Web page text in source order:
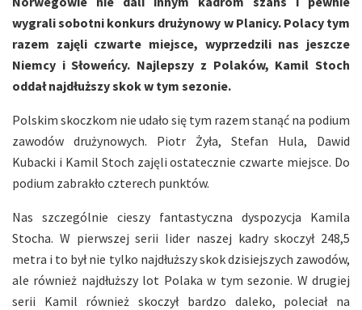
wygrali sobotni konkurs drużynowy w Planicy. Polacy tym
razem zajęli czwarte miejsce, wyprzedzili nas jeszcze
Niemcy i Słoweńcy. Najlepszy z Polaków, Kamil Stoch
oddał najdłuższy skok w tym sezonie.
Polskim skoczkom nie udało się tym razem stanąć na podium
zawodów drużynowych. Piotr Żyła, Stefan Hula, Dawid
Kubacki i Kamil Stoch zajęli ostatecznie czwarte miejsce. Do
podium zabrakło czterech punktów.
Nas szczególnie cieszy fantastyczna dyspozycja Kamila
Stocha. W pierwszej serii lider naszej kadry skoczył 248,5
metra i to był nie tylko najdłuższy skok dzisiejszych zawodów,
ale również najdłuższy lot Polaka w tym sezonie. W drugiej
serii Kamil również skoczył bardzo daleko, poleciał na